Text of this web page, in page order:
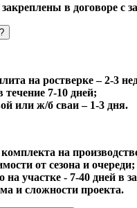
в договоре с
на ростверке – 2-3
7-10 дней;
или ж/б сваи – 1-3 дня.
на
от сезона и очереди;
на участке - 7-40 дней в
и сложности проекта.